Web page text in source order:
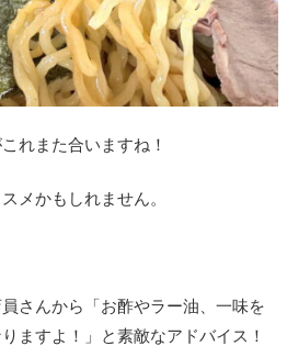
れまた合いますね！
メかもしれません。
さんから「お酢やラー油、一味を
ますよ！」と素敵なアドバイス！